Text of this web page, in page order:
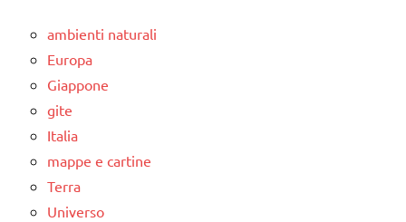
ambienti naturali
Europa
Giappone
gite
Italia
mappe e cartine
Terra
Universo